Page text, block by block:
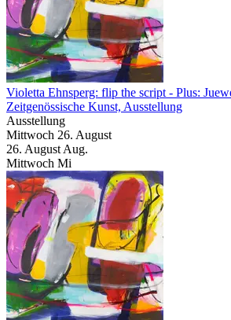
Violetta Ehnsperg: flip the script - Plus:
Zeitgenössische Kunst, Ausstellung
Ausstellung
Mittwoch 26. August
26. August Aug.
Mittwoch Mi